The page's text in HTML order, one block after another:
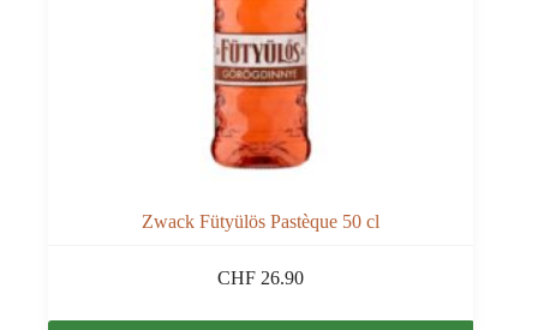
Zwack Fütyülös Pastèque 50 cl
CHF 26.90